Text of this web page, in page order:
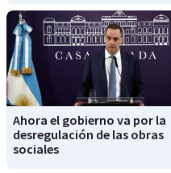
Ahora el gobierno va por la
desregulación de las obras
sociales